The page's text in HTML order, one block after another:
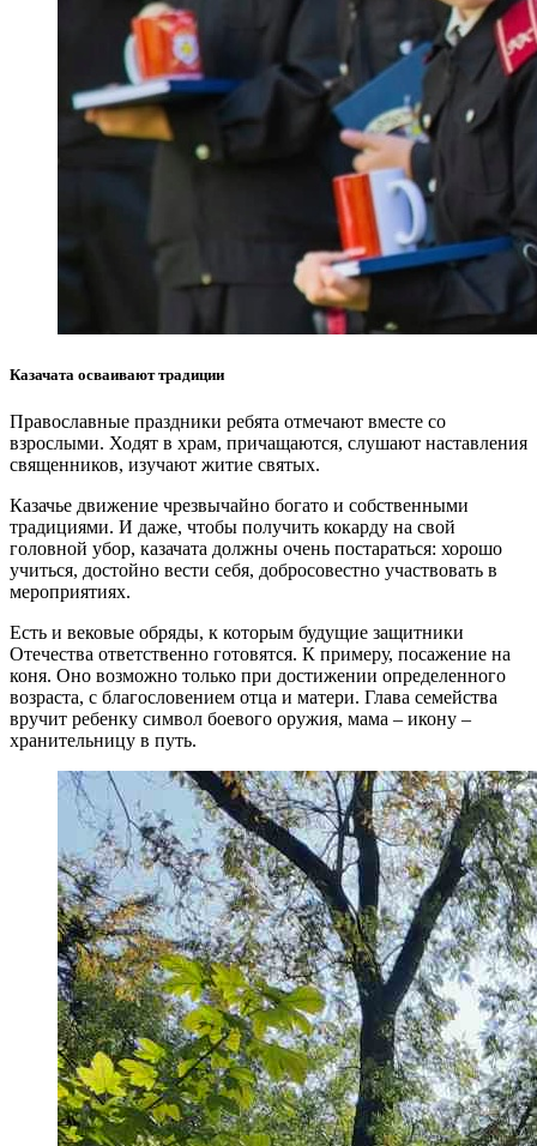
Казачата осваивают традиции
Православные праздники ребята отмечают вместе со
взрослыми. Ходят в храм, причащаются, слушают наставления
священников, изучают житие святых.
Казачье движение чрезвычайно богато и собственными
традициями. И даже, чтобы получить кокарду на свой
головной убор, казачата должны очень постараться: хорошо
учиться, достойно вести себя, добросовестно участвовать в
мероприятиях.
Есть и вековые обряды, к которым будущие защитники
Отечества ответственно готовятся. К примеру, посажение на
коня. Оно возможно только при достижении определенного
возраста, с благословением отца и матери. Глава семейства
вручит ребенку символ боевого оружия, мама – икону –
хранительницу в путь.